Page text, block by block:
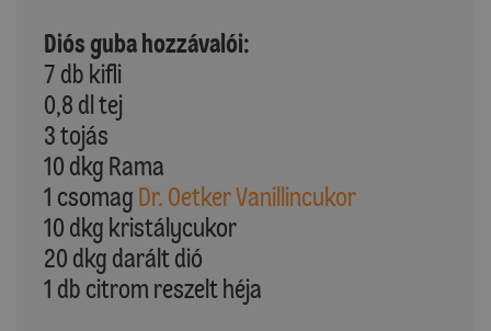
Diós guba hozzávalói:
7 db kifli
0,8 dl tej
3 tojás
10 dkg Rama
1 csomag Dr. Oetker Vanillincukor
10 dkg kristálycukor
20 dkg darált dió
1 db citrom reszelt héja